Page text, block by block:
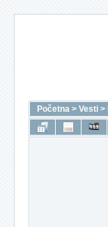
Početna > Vesti >